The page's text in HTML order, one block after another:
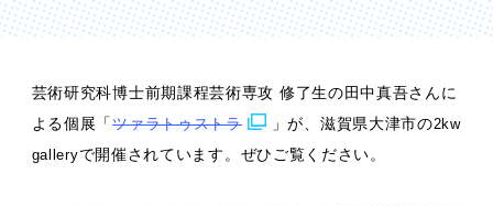
芸術研究科博士前期課程芸術専攻 修了生の田中真吾さんに
よる個展「ツァラトゥストラ 」が、滋賀県大津市の2kw
galleryで開催されています。ぜひご覧ください。